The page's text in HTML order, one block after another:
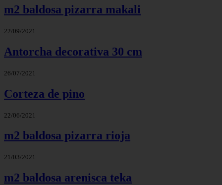
m2 baldosa pizarra makali
22/09/2021
Antorcha decorativa 30 cm
26/07/2021
Corteza de pino
22/06/2021
m2 baldosa pizarra rioja
21/03/2021
m2 baldosa arenisca teka